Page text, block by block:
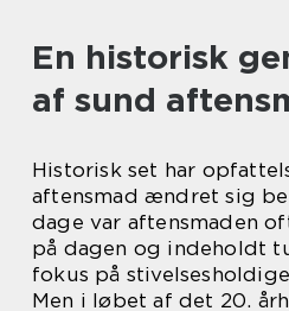
En historisk
af sund
Historisk set har
aftensmad ændret sig
dage var aftensmaden
på dagen og indeholdt
fokus på
Men i løbet af det 20.